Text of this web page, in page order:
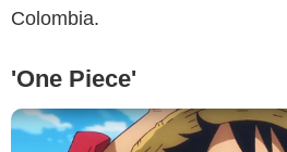
Colombia.
'One Piece'